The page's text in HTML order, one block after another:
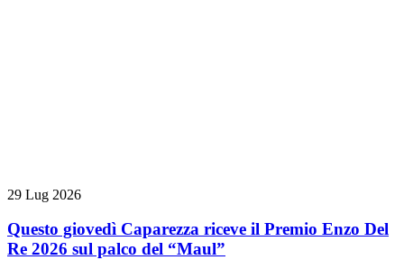
29 Lug 2026
Questo giovedì Caparezza riceve il Premio Enzo Del
Re 2026 sul palco del “Maul”